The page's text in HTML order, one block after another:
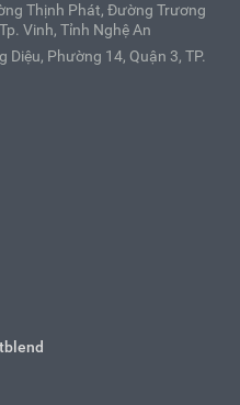
Thịnh Phát, Đường Trương
Vinh, Tỉnh Nghệ An
Diệu, Phường 14, Quận 3, TP.